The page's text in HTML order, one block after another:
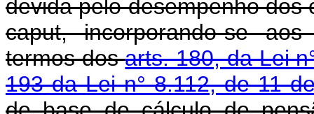
devida pelo desempenho
caput, incorporando-se
termos dosarts. 180, da Lei
193 da Lei n° 8.112, de 11